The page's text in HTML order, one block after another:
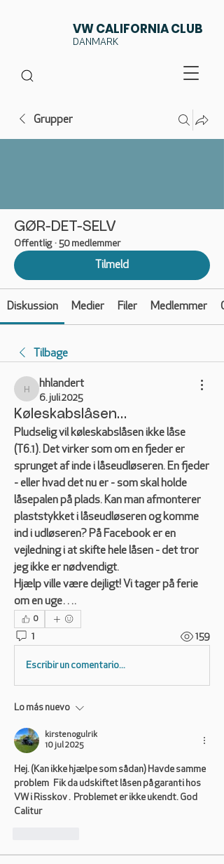
VW CALIFORNIA CLUB
DANMARK
Grupper
GØR-DET-SELV
Offentlig · 50 medlemmer
Tilmeld
Diskussion Medier Filer Medlemmer
Tilbage
hhlandert
hhlandert
6. juli 2025
Køleskabslåsen…
Pludselig vil køleskabslåsen ikke låse
(T6.1). Det virker som om en fjeder er
sprunget af inde i låseudløseren. En fjeder
- eller hvad det nu er - som skal holde
låsepalen på plads. Kan man afmonterer
plaststykket i låseudløseren og komme
ind i udløseren? På Facebook er en
vejledning i at skifte hele låsen - det tror
jeg ikke er nødvendigt.
Hjælp ville være dejligt! Vi tager på ferie
om en uge….
0
1 159
Escribir un comentario...
Lo más nuevo
kirstenogulrik
10 jul 2025
Hej. (Kan ikke hjælpe som sådan) Havde samme
problem   Fik da udskiftet låsen på garanti hos
VW i Risskov .  Problemet er ikke ukendt. God
Calitur